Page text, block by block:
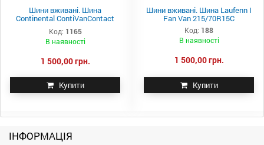
Шини вживані. Шина
Continental ContiVanContact
100 225/75R16C
Код: 1165
В наявності
1 500,00 грн.
Купити
Шини вживані. Шина Laufenn I
Fan Van 215/70R15C
Код: 188
В наявності
1 500,00 грн.
Купити
ІНФОРМАЦІЯ